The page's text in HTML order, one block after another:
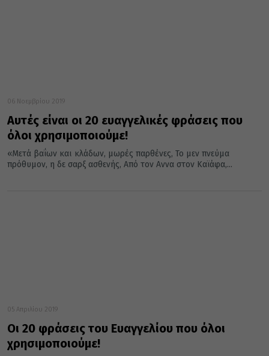
06 Νοεμβρίου 2019
Αυτές είναι οι 20 ευαγγελικές φράσεις που
όλοι χρησιμοποιούμε!
«Μετά βαΐων και κλάδων, μωρές παρθένες, Το μεν πνεύμα
πρόθυμον, η δε σαρξ ασθενής, Από τον Αννα στον Καϊάφα,...
05 Απριλίου 2019
Οι 20 φράσεις του Ευαγγελίου που όλοι
χρησιμοποιούμε!